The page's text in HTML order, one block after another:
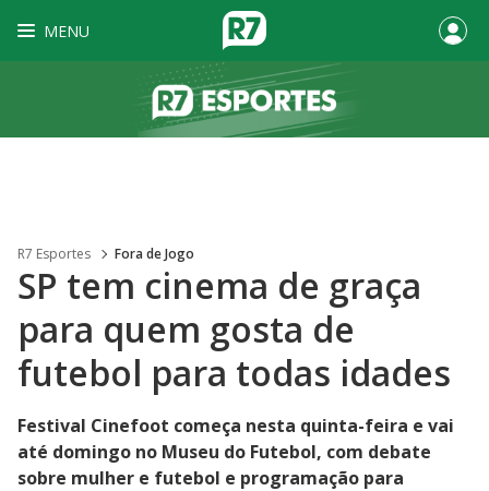
MENU
R7 Esportes Fora de Jogo
SP tem cinema de graça
para quem gosta de
futebol para todas idades
Festival Cinefoot começa nesta quinta-feira e vai
até domingo no Museu do Futebol, com debate
sobre mulher e futebol e programação para